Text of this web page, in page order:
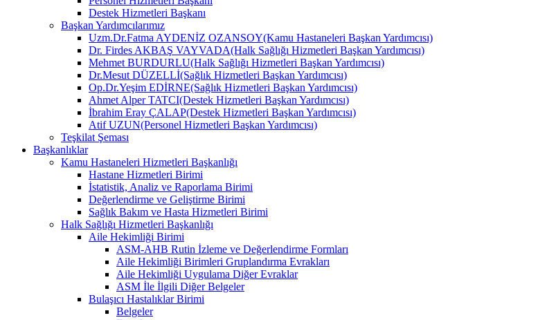
Destek Hizmetleri Başkanı
Başkan Yardımcılarımız
Uzm.Dr.Fatma AYDENİZ OZANSOY(Kamu Hastaneleri Başkan Yardımcısı)
Dr. Firdes AKBAŞ VAYVADA(Halk Sağlığı Hizmetleri Başkan Yardımcısı)
Mehmet BURDURLU(Halk Sağlığı Hizmetleri Başkan Yardımcısı)
Dr.Mesut DÜZELLİ(Sağlık Hizmetleri Başkan Yardımcısı)
Op.Dr.Yeşim EDİRNE(Sağlık Hizmetleri Başkan Yardımcısı)
Ahmet Alper TATCI(Destek Hizmetleri Başkan Yardımcısı)
İbrahim Eray ÇALAP(Destek Hizmetleri Başkan Yardımcısı)
Atif UZUN(Personel Hizmetleri Başkan Yardımcısı)
Teşkilat Şeması
Başkanlıklar
Kamu Hastaneleri Hizmetleri Başkanlığı
Hastane Hizmetleri Birimi
İstatistik, Analiz ve Raporlama Birimi
Değerlendirme ve Geliştirme Birimi
Sağlık Bakım ve Hasta Hizmetleri Birimi
Halk Sağlığı Hizmetleri Başkanlığı
Aile Hekimliği Birimi
ASM-AHB Rutin İzleme ve Değerlendirme Formları
Aile Hekimliği Birimleri Gruplandırma Evrakları
Aile Hekimliği Uygulama Diğer Evraklar
ASM İle İlgili Diğer Belgeler
Bulaşıcı Hastalıklar Birimi
Belgeler